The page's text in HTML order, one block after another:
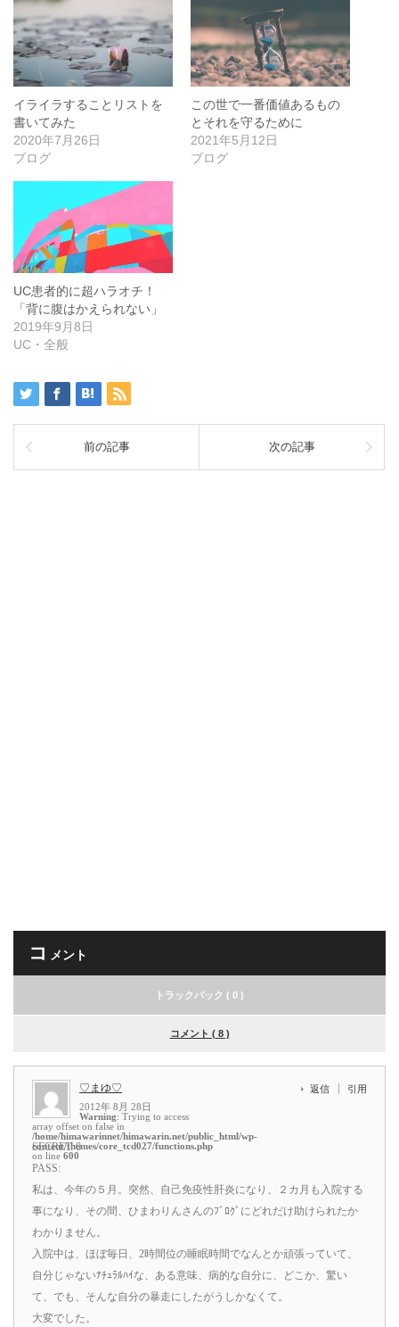
イライラすることリストを
書いてみた
2020年7月26日
ブログ
この世で一番価値あるもの
とそれを守るために
2021年5月12日
ブログ
UC患者的に超ハラオチ！
「背に腹はかえられない」
2019年9月8日
UC・全般
前の記事 次の記事
コ メント
トラックバック ( 0 )
コメント ( 8 )
♡まゆ♡
2012年 8月 28日
Warning: Trying to access
array offset on false in
/home/himawarinnet/himawarin.net/public_html/wp-
content/themes/core_tcd027/functions.php
on line 600
返信 引用
SECRET: 0
PASS:
私は、今年の５月。突然、自己免疫性肝炎になり、２カ月も入院する
事になり、その間、ひまわりんさんのﾌﾞﾛｸﾞにどれだけ助けられたか
わかりません。
入院中は、ほぼ毎日、2時間位の睡眠時間でなんとか頑張っていて、
自分じゃないﾅﾁｭﾗﾙﾊｲな、ある意味、病的な自分に、どこか、驚い
て、でも、そんな自分の暴走にしたがうしかなくて。
大変でした。